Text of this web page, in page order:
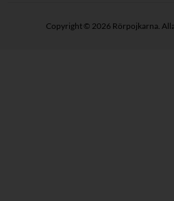
Copyright © 2026 Rörpojkarna.